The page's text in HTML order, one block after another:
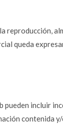
reproducción,
queda
pueden incluir
contenida